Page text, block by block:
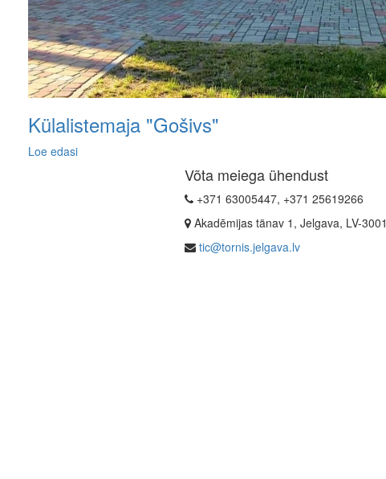
Külalistemaja "Gošivs"
Loe edasi
Võta meiega ühendust
+371 63005447, +371 25619266
Akadēmijas tänav 1, Jelgava, LV-3001
tic@tornis.jelgava.lv